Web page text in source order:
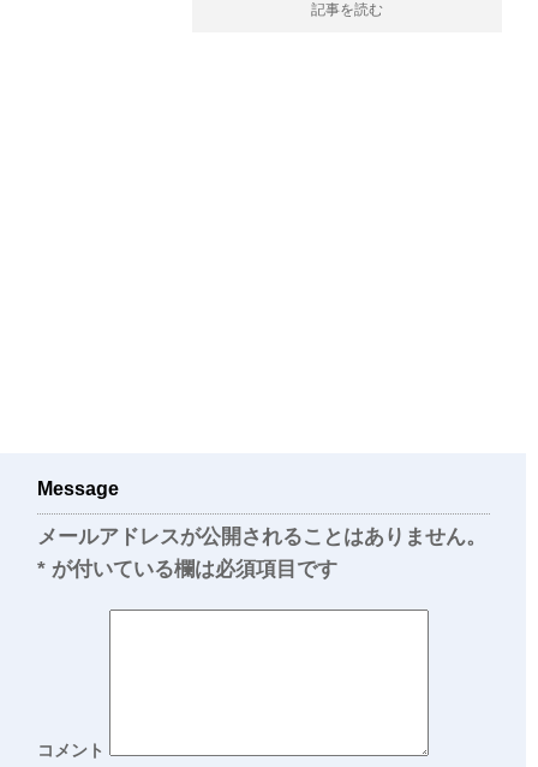
記事を読む
Message
メールアドレスが公開されることはありません。
* が付いている欄は必須項目です
コメント